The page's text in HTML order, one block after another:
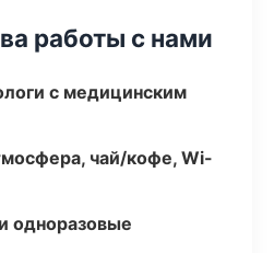
работы с нами
с медицинским
чай/кофе, Wi-
одноразовые